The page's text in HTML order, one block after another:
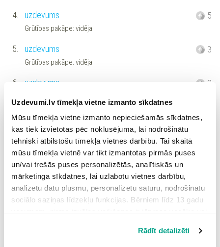
Uzdevumi.lv tīmekļa vietne izmanto sīkdatnes
Mūsu tīmekļa vietne izmanto nepieciešamās sīkdatnes,
kas tiek izvietotas pēc noklusējuma, lai nodrošinātu
tehniski atbilstošu tīmekļa vietnes darbību. Tai skaitā
mūsu tīmekļa vietnē var tikt izmantotas pirmās puses
un/vai trešās puses personalizētās, analītiskās un
mārketinga sīkdatnes, lai uzlabotu vietnes darbību,
analizētu datu plūsmu, personalizētu saturu, nodrošinātu
sociālo saziņas līdzekļu funkcijas. Bērniem līdz 13 gadu
Spiežot uz pogas “Apstiprināt visas”, Jūs piekrītat visām
Rādīt detalizēti
4. uzdevums
Grūtības pakāpe: vidēja
5
5. uzdevums
Grūtības pakāpe: vidēja
3
6. uzdevums 2
7. uzdevums
Grūtības pakāpe: vidēja
8. uzdevums
Grūtības pakāpe: vidēja
uzdevums
Grūtības pakāpe: vidēja
10. uzdevums